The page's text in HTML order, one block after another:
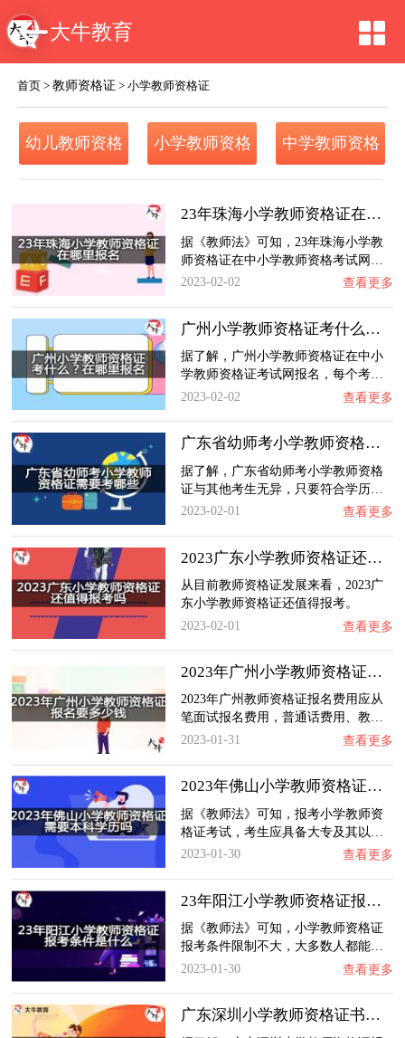
大牛教育
首页 >教师资格证 >小学教师资格证
幼儿教师资格
证
小学教师资格
证
中学教师资格
证
23年珠海小学教师资格证在哪里报名？
据《教师法》可知，23年珠海小学教
师资格证在中小学教师资格考试网…
2023-02-02
查看更多
广州小学教师资格证考什么？在哪里报名？
据了解，广州小学教师资格证在中小
学教师资格证考试网报名，每个考…
2023-02-02
查看更多
广东省幼师考小学教师资格证需要考哪些？
据了解，广东省幼师考小学教师资格
证与其他考生无异，只要符合学历…
2023-02-01
查看更多
2023广东小学教师资格证还值得报考吗？
从目前教师资格证发展来看，2023广
东小学教师资格证还值得报考。
2023-02-01
查看更多
2023年广州小学教师资格证报名要多少钱？
2023年广州教师资格证报名费用应从
笔面试报名费用，普通话费用、教…
2023-01-31
查看更多
2023年佛山小学教师资格证需要本科学历吗？
据《教师法》可知，报考小学教师资
格证考试，考生应具备大专及其以…
2023-01-30
查看更多
23年阳江小学教师资格证报考条件是什么？
据《教师法》可知，小学教师资格证
报考条件限制不大，大多数人都能…
2023-01-30
查看更多
广东深圳小学教师资格证书怎样才好考呢？